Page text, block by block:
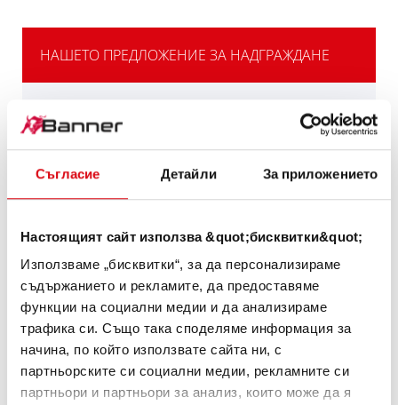
Съгласие Детайли За приложението
Настоящият сайт използва &quot;бисквитки&quot;
Използваме „бисквитки“, за да персонализираме
съдържанието и рекламите, да предоставяме
функции на социални медии и да анализираме
трафика си. Също така споделяме информация за
начина, по който използвате сайта ни, с
партньорските си социални медии, рекламните си
партньори и партньори за анализ, които може да я
МОЩНАТА
АЛТЕРНАТИВА
енергия или изисквания за студент старт.
ИНФОРМАЦИЯ ЗА ИЗДЕЛИЯТА >
НАШЕТО ПРЕДЛОЖЕНИЕ ЗА НАДГРАЖДАНЕ